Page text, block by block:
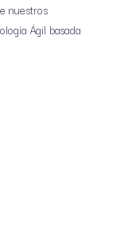
nuestros
Ágil basada